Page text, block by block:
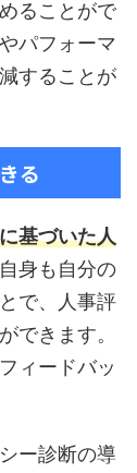
ることがで
パフォーマ
することが
る
基づいた人
身も自分の
で、人事評
できます。
ィードバッ
ー診断の導